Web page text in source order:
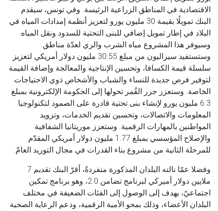
الاقتصادية في المناطق الزراعية الرئيسة. وفي تونس، سيقدم
البنك تمويلًا بقيمة 30 مليون يورو لتعزيز أنظمة إمدادات المياه في
البلاد في إطار تمويل إضافي للبنى التحتية للسدود ونقل المياه.
وسيوفر هذا المشروع مياه الشرب والري لعدّة مناطق.
وستستفيد سيراليون من مبلغ 30.55 مليون دولار أمريكي لتعزيز
سلسلة قيمة الكسافا، وتحسين الإنتاجية والمعالجة وإضافة القيمة
لتوفير فرص جديدة للنساء والشباب والأشخاص ذوي الاحتياجات
الخاصة. وستعزز جزر القُمر تحولها إلى الحكومة الإلكترونية بمبلغ
6.3 مليون يورو لإنشاء بنى تحتية قادرة على الصمود لتكنولوجيا
المعلومات والاتصالات، وتحسين تقديم الخدمات، وتزويد
المواطنين بالمهارات الرقمية. وستعزز موريتانيا الشفافية
والإصلاح المؤسسي بمبلغ 1.77 مليون دولار أمريكي المقدّم
للمرحلة الثانية من مشروع بناء القدرات في مجال التوريد العامّ.
وفضلا عمّا نالته البلدان المذكورة منفردةً، أقرّ البنك تقديم 7
ملايين دولار أميركي لبرنامج تضامن 2.0، وهو برنامج تمكين
اجتماعيّ، يهدف إلى الوصول إلى الفئات الضعيفة في مختلف
البلدان الأعضاء، وذلك بمحو الأمية الرقمية، ودعم الرعاية الصحية